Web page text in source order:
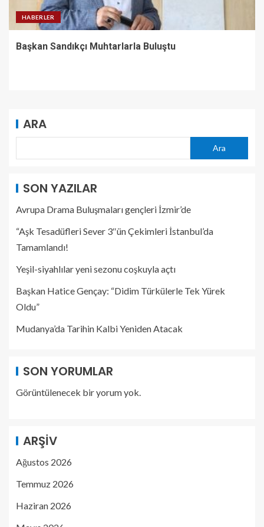
HABERLER
Başkan Sandıkçı Muhtarlarla Buluştu
ARA
Ara
SON YAZILAR
Avrupa Drama Buluşmaları gençleri İzmir’de
“Aşk Tesadüfleri Sever 3″ün Çekimleri İstanbul’da
Tamamlandı!
Yeşil-siyahlılar yeni sezonu coşkuyla açtı
Başkan Hatice Gençay: “Didim Türkülerle Tek Yürek
Oldu”
Mudanya’da Tarihin Kalbi Yeniden Atacak
SON YORUMLAR
Görüntülenecek bir yorum yok.
ARŞIV
Ağustos 2026
Temmuz 2026
Haziran 2026